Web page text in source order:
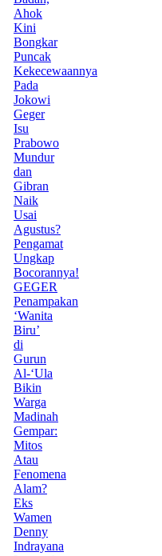
Ahok
Kini
Bongkar
Puncak
Kekecewaannya
Pada
Jokowi
Geger
Isu
Prabowo
Mundur
dan
Gibran
Naik
Usai
Agustus?
Pengamat
Ungkap
Bocorannya!
GEGER
Penampakan
‘Wanita
Biru’
di
Gurun
Al-‘Ula
Bikin
Warga
Madinah
Gempar:
Mitos
Atau
Fenomena
Alam?
Eks
Wamen
Denny
Indrayana